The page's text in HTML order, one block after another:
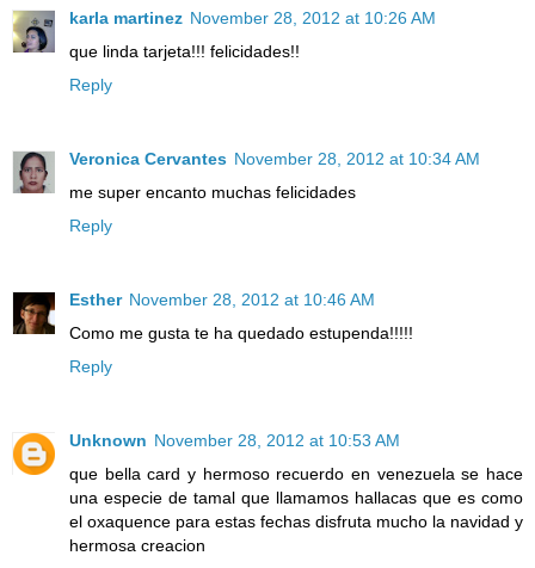
karla martinez November 28, 2012 at 10:26 AM
que linda tarjeta!!! felicidades!!
Reply
Veronica Cervantes November 28, 2012 at 10:34 AM
me super encanto muchas felicidades
Reply
Esther November 28, 2012 at 10:46 AM
Como me gusta te ha quedado estupenda!!!!!
Reply
Unknown November 28, 2012 at 10:53 AM
que bella card y hermoso recuerdo en venezuela se hace
una especie de tamal que llamamos hallacas que es como
el oxaquence para estas fechas disfruta mucho la navidad y
hermosa creacion